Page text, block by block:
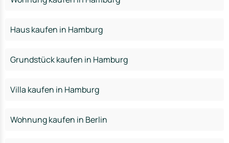
Haus kaufen in Hamburg
Grundstück kaufen in Hamburg
Villa kaufen in Hamburg
Wohnung kaufen in Berlin